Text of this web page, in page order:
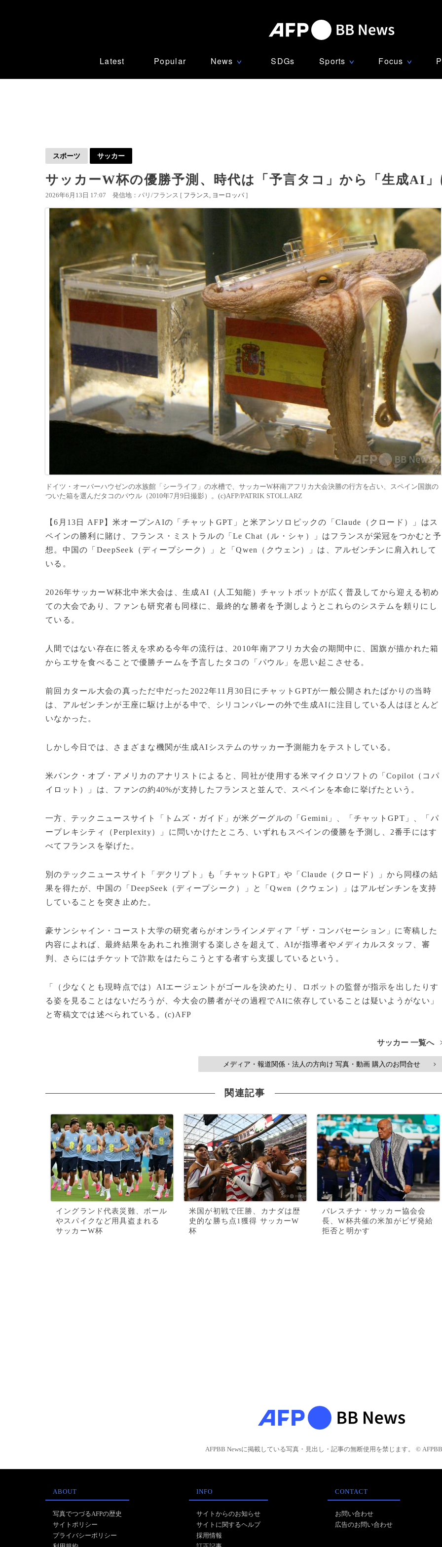
Latest Popular News ∨ SDGs Sports ∨ Focus ∨
スポーツ サッカー
サッカーW杯の優勝予測、時代は「予言タコ」から「生成AI
2026年6月13日 17:07 発信地：パリ/フランス [ フランス ヨーロッパ ]
ドイツ・オーバーハウゼンの水族館「シーライフ」の水槽で、サッカーW杯南アフリカ大会決勝の行方を占い、スペイン国旗の
ついた箱を選んだタコのパウル（2010年7月9日撮影）。(c)AFP/PATRIK STOLLARZ
【6月13日 AFP】米オープンAIの「チャットGPT」と米アンソロピックの「Claude（クロード）」はス
ペインの勝利に賭け、フランス・ミストラルの「Le Chat（ル・シャ）」はフランスが栄冠をつかむと予
想。中国の「DeepSeek（ディープシーク）」と「Qwen（クウェン）」は、アルゼンチンに肩入れして
いる。
2026年サッカーW杯北中米大会は、生成AI（人工知能）チャットボットが広く普及してから迎える初め
ての大会であり、ファンも研究者も同様に、最終的な勝者を予測しようとこれらのシステムを頼りにし
ている。
人間ではない存在に答えを求める今年の流行は、2010年南アフリカ大会の期間中に、国旗が描かれた箱
からエサを食べることで優勝チームを予言したタコの「パウル」を思い起こさせる。
前回カタール大会の真っただ中だった2022年11月30日にチャットGPTが一般公開されたばかりの当時
は、アルゼンチンが王座に駆け上がる中で、シリコンバレーの外で生成AIに注目している人はほとんど
いなかった。
しかし今日では、さまざまな機関が生成AIシステムのサッカー予測能力をテストしている。
米バンク・オブ・アメリカのアナリストによると、同社が使用する米マイクロソフトの「Copilot（コパ
イロット）」は、ファンの約40%が支持したフランスと並んで、スペインを本命に挙げたという。
一方、テックニュースサイト「トムズ・ガイド」が米グーグルの「Gemini」、「チャットGPT」、「パ
ープレキシティ（Perplexity）」に問いかけたところ、いずれもスペインの優勝を予測し、2番手にはす
べてフランスを挙げた。
別のテックニュースサイト「デクリプト」も「チャットGPT」や「Claude（クロード）」から同様の結
果を得たが、中国の「DeepSeek（ディープシーク）」と「Qwen（クウェン）」はアルゼンチンを支持
していることを突き止めた。
豪サンシャイン・コースト大学の研究者らがオンラインメディア「ザ・コンバセーション」に寄稿した
内容によれば、最終結果をあれこれ推測する楽しさを超えて、AIが指導者やメディカルスタッフ、審
判、さらにはチケットで詐欺をはたらこうとする者すら支援しているという。
「（少なくとも現時点では）AIエージェントがゴールを決めたり、ロボットの監督が指示を出したりす
る姿を見ることはないだろうが、今大会の勝者がその過程でAIに依存していることは疑いようがない」
と寄稿文では述べられている。(c)AFP
サッカー 一覧へ
メディア・報道関係・法人の方向け 写真・動画 購入のお問合せ >
関連記事
イングランド代表災難、ボール
やスパイクなど用具盗まれる
サッカーW杯
米国が初戦で圧勝、カナダは歴
史的な勝ち点1獲得 サッカーW
杯
パレスチナ・サッカー協会会
長、W杯共催の米加がビザ発給
拒否と明かす
AFPBB Newsに掲載している写真・見出し・記事の無断使用を禁じます。 © AFPBB
ABOUT
写真でつづるAFPの歴史
サイトポリシー
プライバシーポリシー
INFO
サイトからのお知らせ
サイトに関するヘルプ
採用情報
CONTACT
お問い合わせ
広告のお問い合わせ